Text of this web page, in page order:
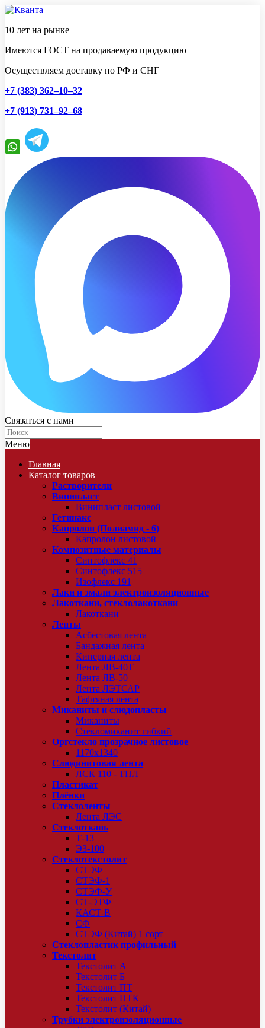
10 лет на рынке
Имеются ГОСТ на продаваемую продукцию
Осуществляем доставку по РФ и СНГ
+7 (383) 362–10–32
+7 (913) 731–92–68
Связаться с нами
Меню
Главная
Каталог товаров
Растворители
Винипласт
Винипласт листовой
Гетинакс
Капролон (Полиамид - 6)
Капролон листовой
Композитные материалы
Синтофлекс 41
Синтофлекс 515
Изофлекс 191
Лаки и эмали электроизоляционные
Лакоткани, стеклолакоткани
Лакоткани
Ленты
Асбестовая лента
Бандажная лента
Киперная лента
Лента ЛВ-40Т
Лента ЛВ-50
Лента ЛЭТСАР
Тафтяная лента
Миканиты и слюдопласты
Миканиты
Стекломиканит гибкий
Оргстекло прозрачное листовое
1170х1340
Слюдинитовая лента
ЛСК 110 - ТПЛ
Пластикат
Плёнки
Стеклоленты
Лента ЛЭС
Стеклоткань
Т-13
ЭЗ-100
Стеклотекстолит
СТЭФ
СТЭФ-1
СТЭФ-У
СТ-ЭТФ
КАСТ-В
СФ
СТЭФ (Китай) 1 сорт
Стеклопластик профильный
Текстолит
Текстолит А
Текстолит Б
Текстолит ПТ
Текстолит ПТК
Текстолит (Китай)
Трубки электроизоляционные